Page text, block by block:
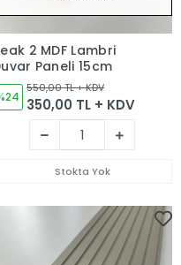
2 MDF Lambri
Paneli 15cm
550,00 TL + KDV
350,00 TL + KDV
Stokta Yok